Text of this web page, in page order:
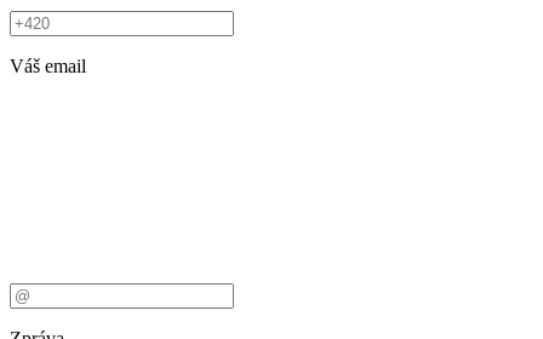
Váš email